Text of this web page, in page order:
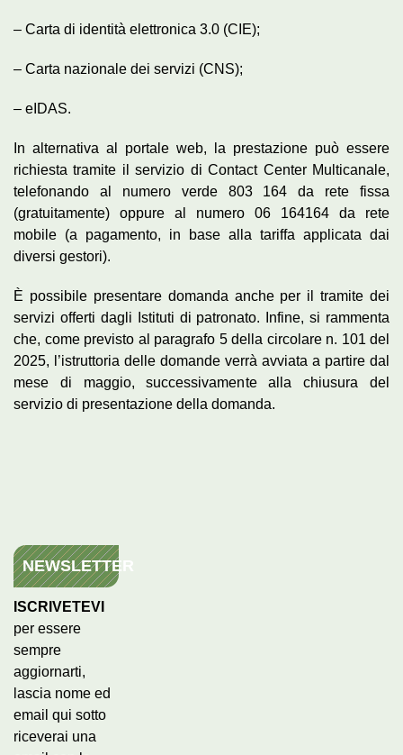
– Carta di identità elettronica 3.0 (CIE);
– Carta nazionale dei servizi (CNS);
– eIDAS.
In alternativa al portale web, la prestazione può essere
richiesta tramite il servizio di Contact Center Multicanale,
telefonando al numero verde 803 164 da rete fissa
(gratuitamente) oppure al numero 06 164164 da rete
mobile (a pagamento, in base alla tariffa applicata dai
diversi gestori).
È possibile presentare domanda anche per il tramite dei
servizi offerti dagli Istituti di patronato. Infine, si rammenta
che, come previsto al paragrafo 5 della circolare n. 101 del
2025, l’istruttoria delle domande verrà avviata a partire dal
mese di maggio, successivamente alla chiusura del
servizio di presentazione della domanda.
NEWSLETTER
ISCRIVETEVI
per essere
sempre
aggiornarti,
lascia nome ed
email qui sotto
riceverai una